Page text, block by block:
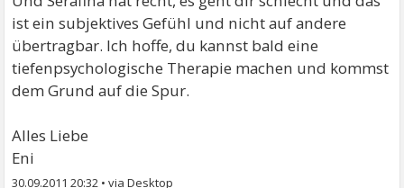
ist ein subjektives Gefühl und nicht auf andere
übertragbar. Ich hoffe, du kannst bald eine
tiefenpsychologische Therapie machen und kommst
dem Grund auf die Spur.
Alles Liebe
Eni
30.09.2011 20:32 •